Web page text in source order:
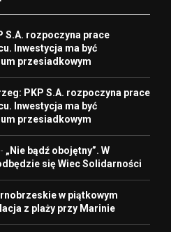
S.A. rozpoczyna prace
Inwestycja ma być
przesiadkowym
PKP S.A. rozpoczyna prace
Inwestycja ma być
przesiadkowym
- „Nie bądź obojętny”. W
się Wiec Solidarności
w piątkowym
z plaży przy Marinie